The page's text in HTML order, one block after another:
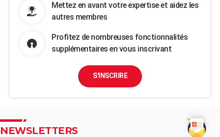
Mettez en avant votre expertise et aidez les
autres membres
Profitez de nombreuses fonctionnalités
supplémentaires en vous inscrivant
S'INSCRIRE
NEWSLETTERS